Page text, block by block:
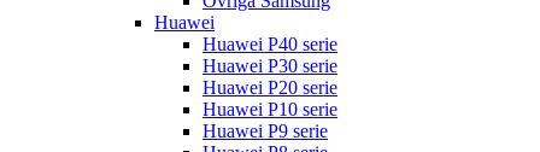
Huawei
Huawei P40 serie
Huawei P30 serie
Huawei P20 serie
Huawei P10 serie
Huawei P9 serie